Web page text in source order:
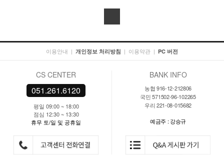
이용안내 | 개인정보 처리방침 | 이용약관 | PC 버전
CS CENTER
051.261.6120
평일 09:00 ~ 18:00
점심 12:30 ~ 13:30
휴무 토/일 및 공휴일
BANK INFO
농협 916-12-212806
국민 571502-96-102265
우리 221-08-015682
예금주 : 강승규